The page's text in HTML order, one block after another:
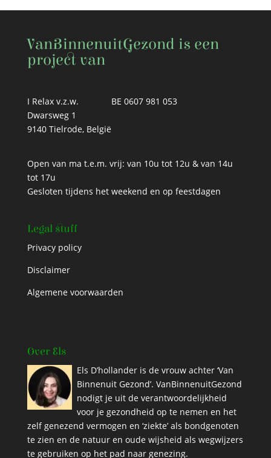
VanBinnenuitGezond is een
project van
I Relax v.z.w.
Dwarsweg 1
9140 Tielrode, België
BE 0607 981 053
Open van ma t.e.m. vrij: van 10u tot 12u & van 14u
tot 17u
Gesloten tijdens het weekend en op feestdagen
Legal stuff
Privacy policy
Disclaimer
Algemene voorwaarden
Over Els
Els D’hollander is de vrouw achter ‘Van
Binnenuit Gezond’. VanBinnenuitGezond
nodigt je uit de verantwoordelijkheid
voor je gezondheid op te nemen en het
zelf genezend vermogen en ‘ziekte’ als bondgenoten
te zien en de natuur en oude wijsheid als wegwijzers
te gebruiken op het pad naar genezing.